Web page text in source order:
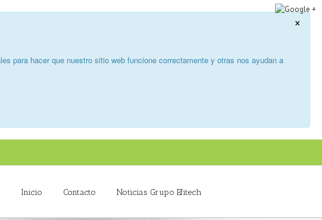
×
para hacer que nuestro sitio web funcione correctamente y otras nos ayudan a
Inicio Contacto Noticias Grupo Efitech